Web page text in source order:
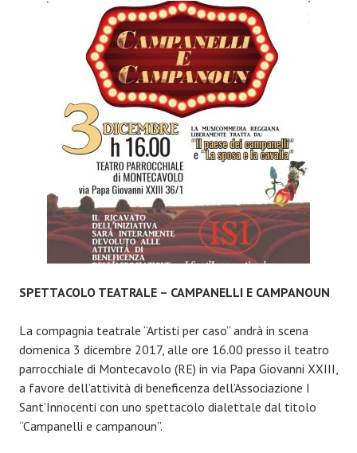
BENEFIT
SHOW
2017
SPETTACOLO TEATRALE – CAMPANELLI E CAMPANOUN
La compagnia teatrale “Artisti per caso” andrà in scena
domenica 3 dicembre 2017, alle ore 16.00 presso il teatro
parrocchiale di Montecavolo (RE) in via Papa Giovanni XXIII,
a favore dell’attività di beneficenza dell’Associazione I
Sant’Innocenti con uno spettacolo dialettale dal titolo
“Campanelli e campanoun”.